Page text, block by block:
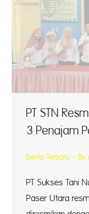
PT STN
3 Penajam
Berita Terbaru By
PT Sukses Tani
Paser Utara